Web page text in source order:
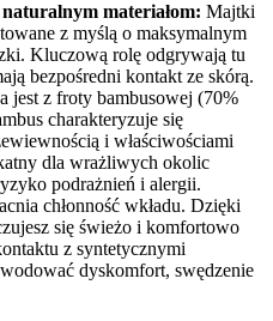
materiałom: Majtki
z myślą o maksymalnym
Kluczową rolę odgrywają tu
bezpośredni kontakt ze skórą.
jest z froty bambusowej (70%
charakteryzuje się
i właściwościami
dla wrażliwych okolic
podrażnień i alergii.
chłonność wkładu. Dzięki
się świeżo i komfortowo
z syntetycznymi
dyskomfort, swędzenie